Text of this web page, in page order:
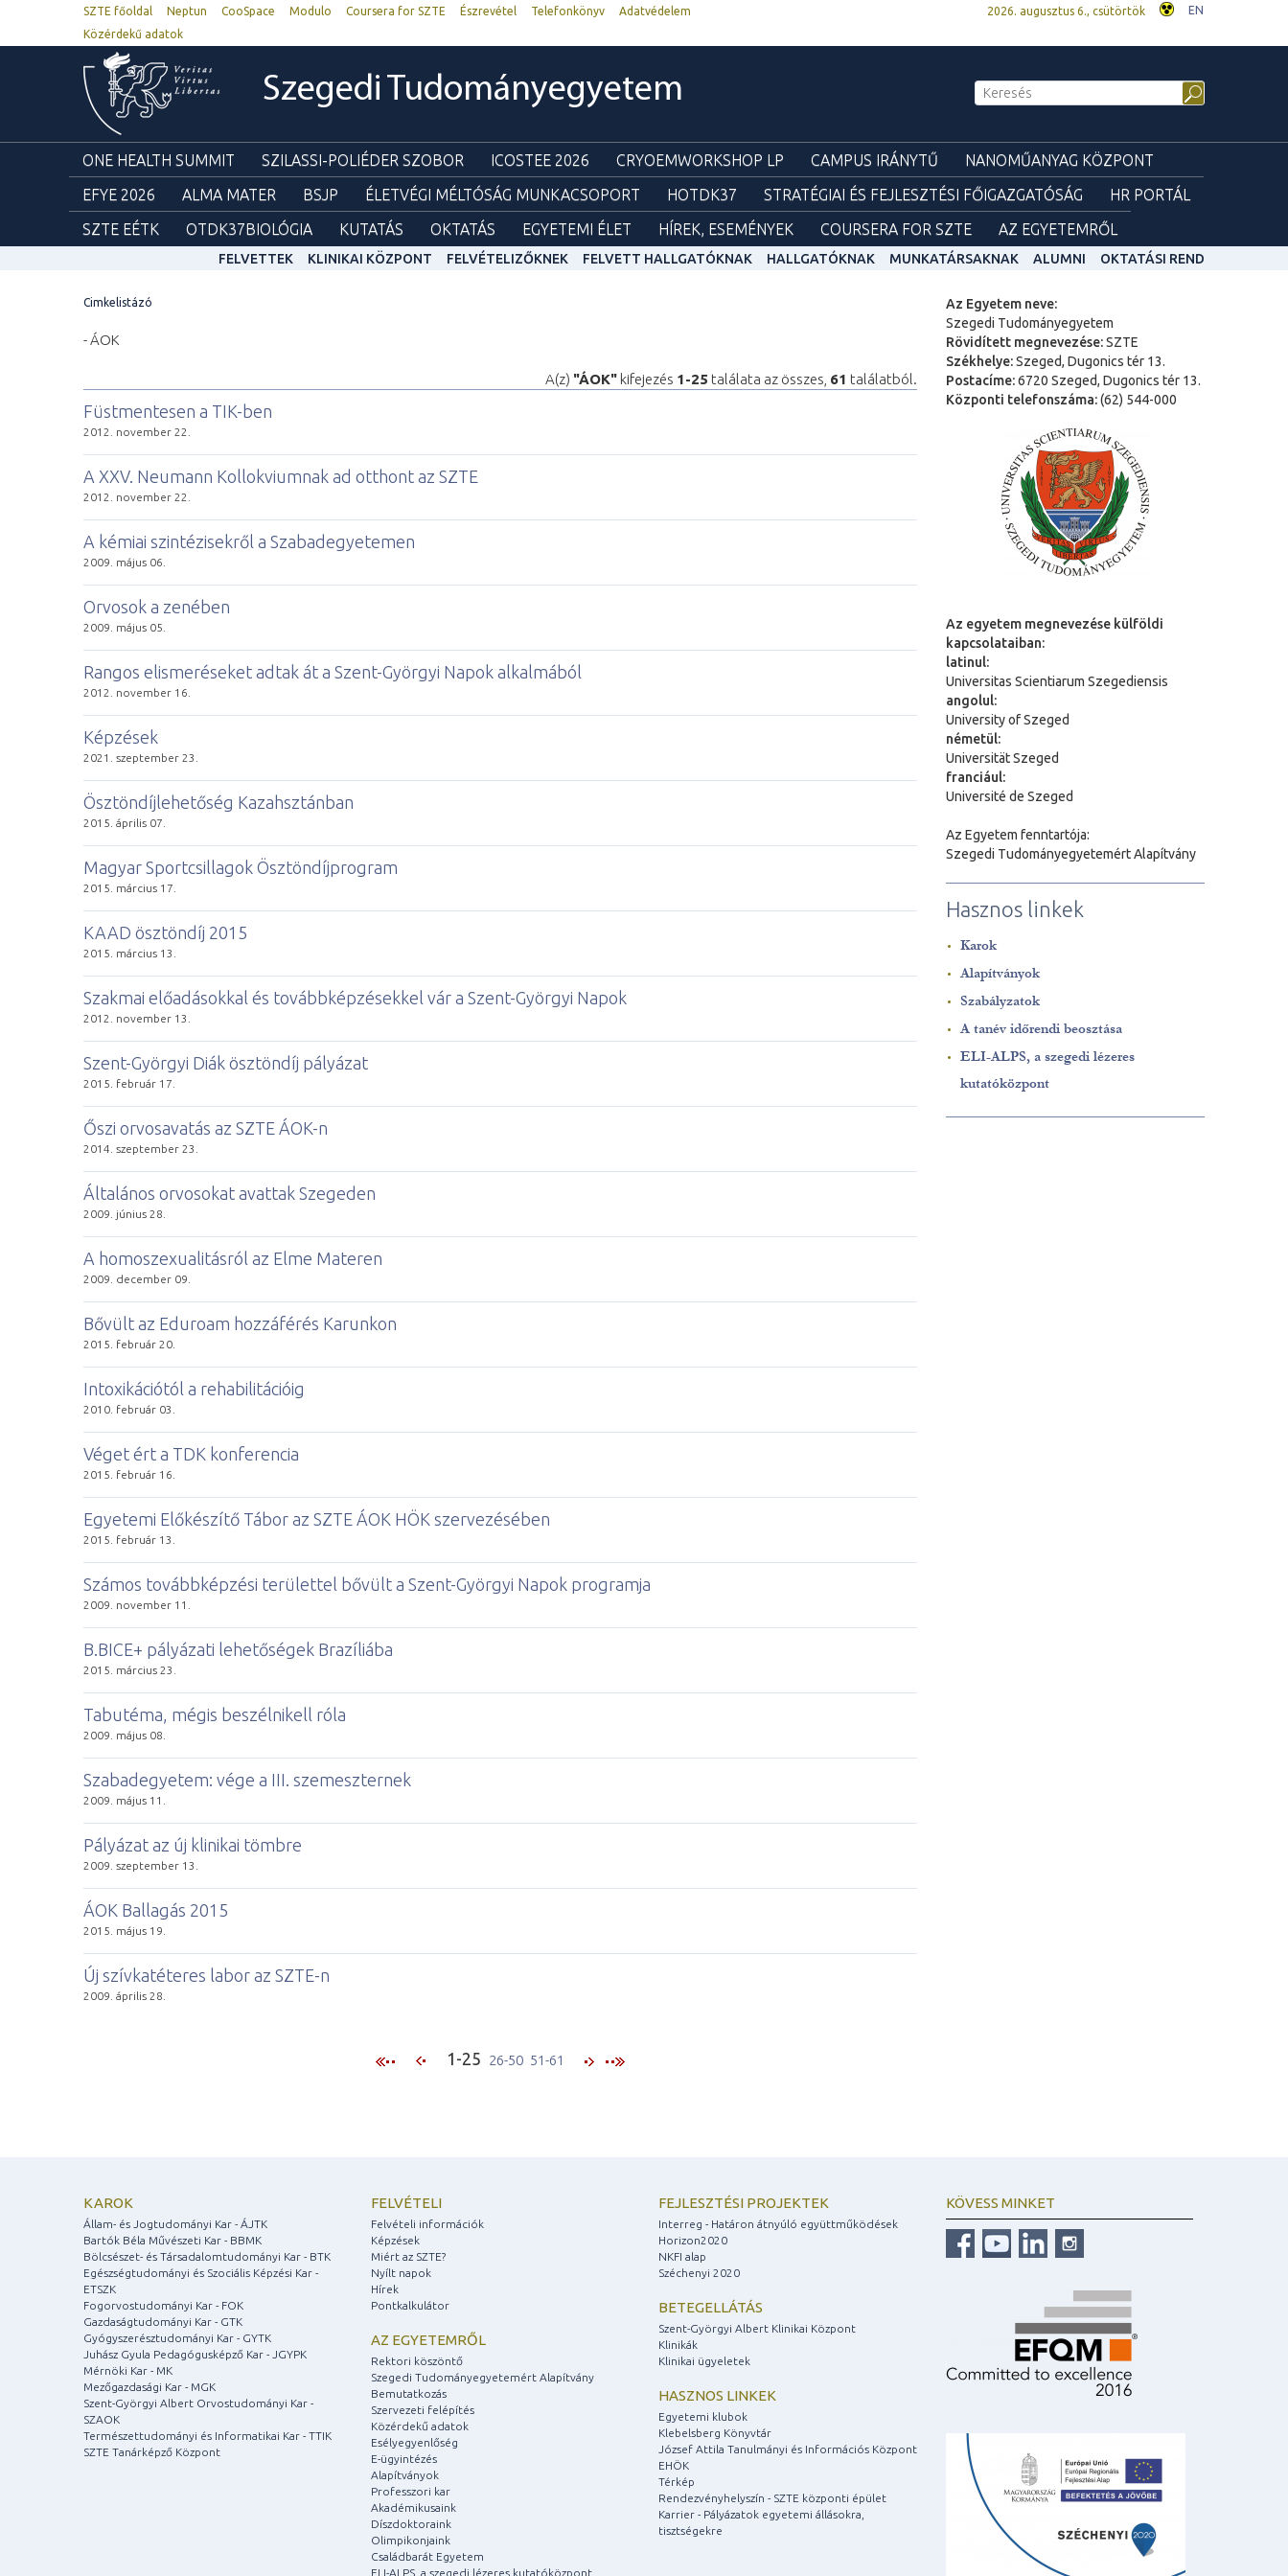
SZTE főoldal Neptun CooSpace Modulo Coursera for SZTE Észrevétel Telefonkönyv
Adatvédelem
Közérdekű adatok
2026. augusztus 6., csütörtök EN
Szegedi Tudományegyetem
ONE HEALTH SUMMIT SZILASSI-POLIÉDER SZOBOR ICOSTEE 2026 CRYOEMWORKSHOP LP CAMPUS IRÁNYTŰ
NANOMŰANYAG KÖZPONT
EFYE 2026
ALMA MATER BSJP ÉLETVÉGI MÉLTÓSÁG MUNKACSOPORT HOTDK37 STRATÉGIAI ÉS FEJLESZTÉSI FŐIGAZGATÓSÁG
HR PORTÁL
SZTE EÉTK
OTDK37BIOLÓGIA KUTATÁS OKTATÁS EGYETEMI ÉLET HÍREK, ESEMÉNYEK COURSERA FOR SZTE AZ EGYETEMRŐL
FELVETTEK KLINIKAI KÖZPONT FELVÉTELIZŐKNEK FELVETT HALLGATÓKNAK HALLGATÓKNAK MUNKATÁRSAKNAK ALUMNI OKTATÁSI REND
Cimkelistázó
- ÁOK
A(z) "ÁOK" kifejezés 1-25 találata az összes, 61 találatból.
Füstmentesen a TIK-ben
2012. november 22.
A XXV. Neumann Kollokviumnak ad otthont az SZTE
2012. november 22.
A kémiai szintézisekről a Szabadegyetemen
2009. május 06.
Orvosok a zenében
2009. május 05.
Rangos elismeréseket adtak át a Szent-Györgyi Napok alkalmából
2012. november 16.
Képzések
2021. szeptember 23.
Ösztöndíjlehetőség Kazahsztánban
2015. április 07.
Magyar Sportcsillagok Ösztöndíjprogram
2015. március 17.
KAAD ösztöndíj 2015
2015. március 13.
Szakmai előadásokkal és továbbképzésekkel vár a Szent-Györgyi Napok
2012. november 13.
Szent-Györgyi Diák ösztöndíj pályázat
2015. február 17.
Őszi orvosavatás az SZTE ÁOK-n
2014. szeptember 23.
Általános orvosokat avattak Szegeden
2009. június 28.
A homoszexualitásról az Elme Materen
2009. december 09.
Bővült az Eduroam hozzáférés Karunkon
2015. február 20.
Intoxikációtól a rehabilitációig
2010. február 03.
Véget ért a TDK konferencia
2015. február 16.
Egyetemi Előkészítő Tábor az SZTE ÁOK HÖK szervezésében
2015. február 13.
Számos továbbképzési területtel bővült a Szent-Györgyi Napok programja
2009. november 11.
B.BICE+ pályázati lehetőségek Brazíliába
2015. március 23.
Ta­bu­té­ma, még­is be­szél­nikell ró­la
2009. május 08.
Szabadegyetem: vége a III. szemeszternek
2009. május 11.
Pályázat az új klinikai tömbre
2009. szeptember 13.
ÁOK Ballagás 2015
2015. május 19.
Új szívkatéteres labor az SZTE-n
2009. április 28.
1-25 26-50 51-61
Az Egyetem neve:
Szegedi Tudományegyetem
Rövidített megnevezése:SZTE
Székhelye:Szeged, Dugonics tér 13.
Postacíme:6720 Szeged, Dugonics tér 13.
Központi telefonszáma:(62) 544-000
Az egyetem megnevezése külföldi
kapcsolataiban:
latinul:
Universitas Scientiarum Szegediensis
angolul:
University of Szeged
németül:
Universität Szeged
franciául:
Université de Szeged
Az Egyetem fenntartója:
Szegedi Tudományegyetemért Alapítvány
Hasznos linkek
Karok
Alapítványok
Szabályzatok
A tanév időrendi beosztása
ELI-ALPS, a szegedi lézeres
kutatóközpont
KAROK
Állam- és Jogtudományi Kar - ÁJTK
Bartók Béla Művészeti Kar - BBMK
Bölcsészet- és Társadalomtudományi Kar - BTK
Egészségtudományi és Szociális Képzési Kar -
ETSZK
Fogorvostudományi Kar - FOK
Gazdaságtudományi Kar - GTK
Gyógyszerésztudományi Kar - GYTK
Juhász Gyula Pedagógusképző Kar - JGYPK
Mérnöki Kar - MK
Mezőgazdasági Kar - MGK
Szent-Györgyi Albert Orvostudományi Kar -
SZAOK
Természettudományi és Informatikai Kar - TTIK
SZTE Tanárképző Központ
FELVÉTELI
Felvételi információk
Képzések
Miért az SZTE?
Nyílt napok
Hírek
Pontkalkulátor
AZ EGYETEMRŐL
Rektori köszöntő
Szegedi Tudományegyetemért Alapítvány
Bemutatkozás
Szervezeti felépítés
Közérdekű adatok
Esélyegyenlőség
E-ügyintézés
Alapítványok
Professzori kar
Akadémikusaink
Díszdoktoraink
Olimpikonjaink
Családbarát Egyetem
ELI-ALPS, a szegedi lézeres kutatóközpont
FEJLESZTÉSI PROJEKTEK
Interreg - Határon átnyúló együttműködések
Horizon2020
NKFI alap
Széchenyi 2020
BETEGELLÁTÁS
Szent-Györgyi Albert Klinikai Központ
Klinikák
Klinikai ügyeletek
HASZNOS LINKEK
Egyetemi klubok
Klebelsberg Könyvtár
József Attila Tanulmányi és Információs Központ
EHÖK
Térkép
Rendezvényhelyszín - SZTE központi épület
Karrier - Pályázatok egyetemi állásokra,
tisztségekre
KÖVESS MINKET